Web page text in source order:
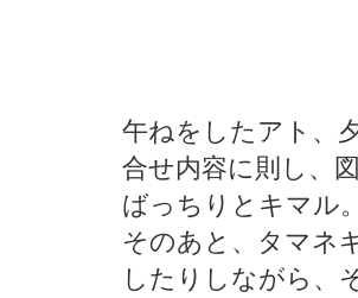
午ねをしたアト、
合せ内容に則し、
ばっちりとキマル
そのあと、タマネ
したりしながら、